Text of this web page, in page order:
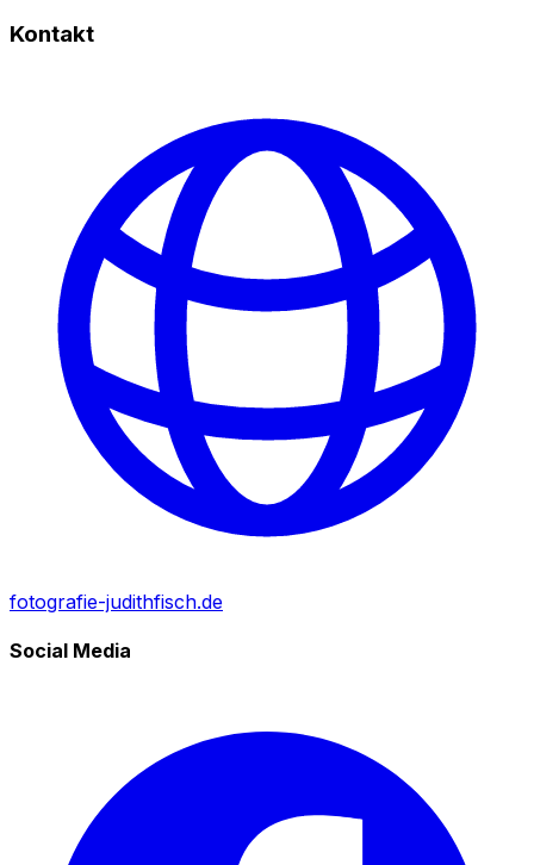
Kontakt
fotografie-judithfisch.de
Social Media